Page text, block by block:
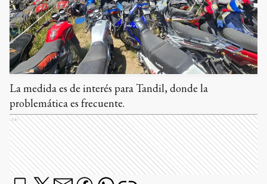
La medida es de interés para Tandil, donde la
problemática es frecuente.
Ads